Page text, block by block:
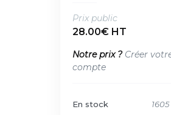
Prix public
28.00€ HT
Notre prix ? Créer
compte
En stock